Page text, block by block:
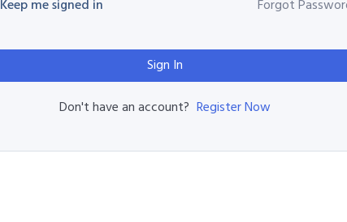
Keep me signed in Forgot
Sign In
Don't have an account? Register Now